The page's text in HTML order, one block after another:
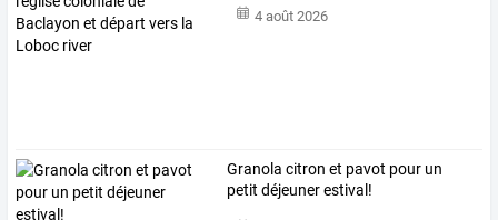
4 août 2026
Granola citron et pavot pour un
petit déjeuner estival!